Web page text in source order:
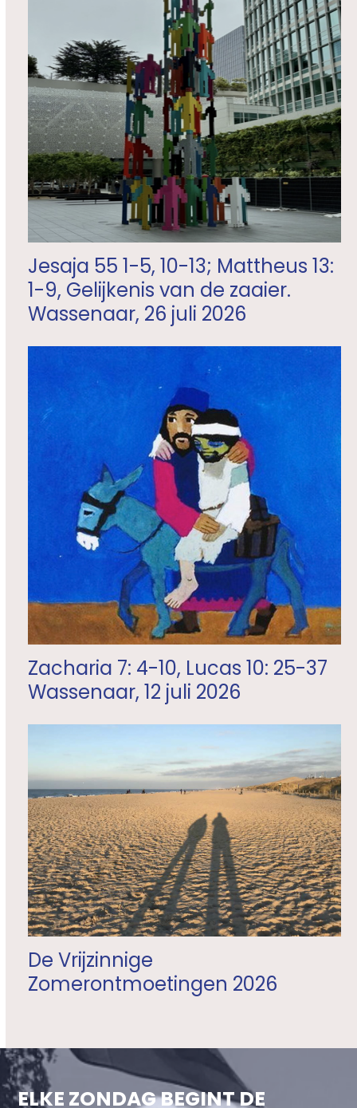
Jesaja 55 1-5, 10-13; Mattheus 13:
1-9, Gelijkenis van de zaaier.
Wassenaar, 26 juli 2026
Zacharia 7: 4-10, Lucas 10: 25-37
Wassenaar, 12 juli 2026
De Vrijzinnige
Zomerontmoetingen 2026
ELKE ZONDAG BEGINT DE